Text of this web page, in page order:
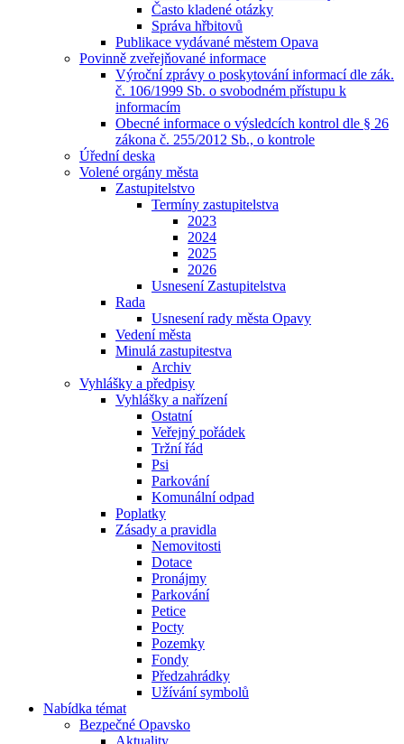
Často kladené otázky
Správa hřbitovů
Publikace vydávané městem Opava
Povinně zveřejňované informace
Výroční zprávy o poskytování informací dle zák.
č. 106/1999 Sb. o svobodném přístupu k
informacím
Obecné informace o výsledcích kontrol dle § 26
zákona č. 255/2012 Sb., o kontrole
Úřední deska
Volené orgány města
Zastupitelstvo
Termíny zastupitelstva
2023
2024
2025
2026
Usnesení Zastupitelstva
Rada
Usnesení rady města Opavy
Vedení města
Minulá zastupitestva
Archiv
Vyhlášky a předpisy
Vyhlášky a nařízení
Ostatní
Veřejný pořádek
Tržní řád
Psi
Parkování
Komunální odpad
Poplatky
Zásady a pravidla
Nemovitosti
Dotace
Pronájmy
Parkování
Petice
Pocty
Pozemky
Fondy
Předzahrádky
Užívání symbolů
Nabídka témat
Bezpečné Opavsko